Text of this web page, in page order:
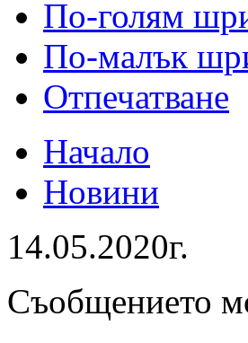
По-голям
По-малък
Отпечатване
Начало
Новини
14.05.2020г.
Съобщението